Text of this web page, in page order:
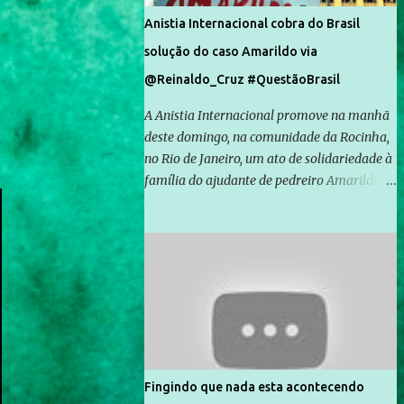
Anistia Internacional cobra do Brasil
solução do caso Amarildo via
@Reinaldo_Cruz #QuestãoBrasil
A Anistia Internacional promove na manhã
deste domingo, na comunidade da Rocinha,
no Rio de Janeiro, um ato de solidariedade à
família do ajudante de pedreiro Amarildo de
Rocinha. A assessora de Direitos Humanos
da Anistia Internacional, Renata Neder, disse
à Agência Brasil que ações e atividades de
mobilização são feitas normalmente pela
organização não governamental. As ações
de solidariedade são promovidas em apoio
Fingindo que nada esta acontecendo